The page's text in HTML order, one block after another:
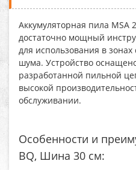
Аккумуляторная пила MSA
достаточно мощный
для использования в
шума. Устройство
разработанной пильной
высокой
обслуживании.
Особенности и
BQ, Шина 30 см: